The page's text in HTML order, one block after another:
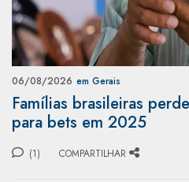
06/08/2026 em Gerais
Famílias brasileiras
para bets em 2025
(1) COMPARTILHAR